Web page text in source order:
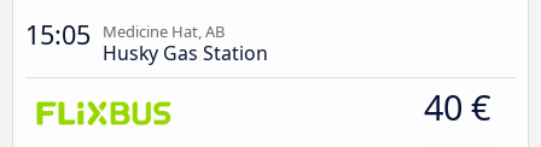
15:05 Medicine Hat, AB
Husky Gas Station
40 €